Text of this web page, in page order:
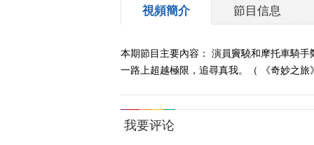
視頻簡介 節目信息
本期節目主要內容： 演員竇驍和摩托車騎
一路上超越極限，追尋真我。（ 《奇妙之旅